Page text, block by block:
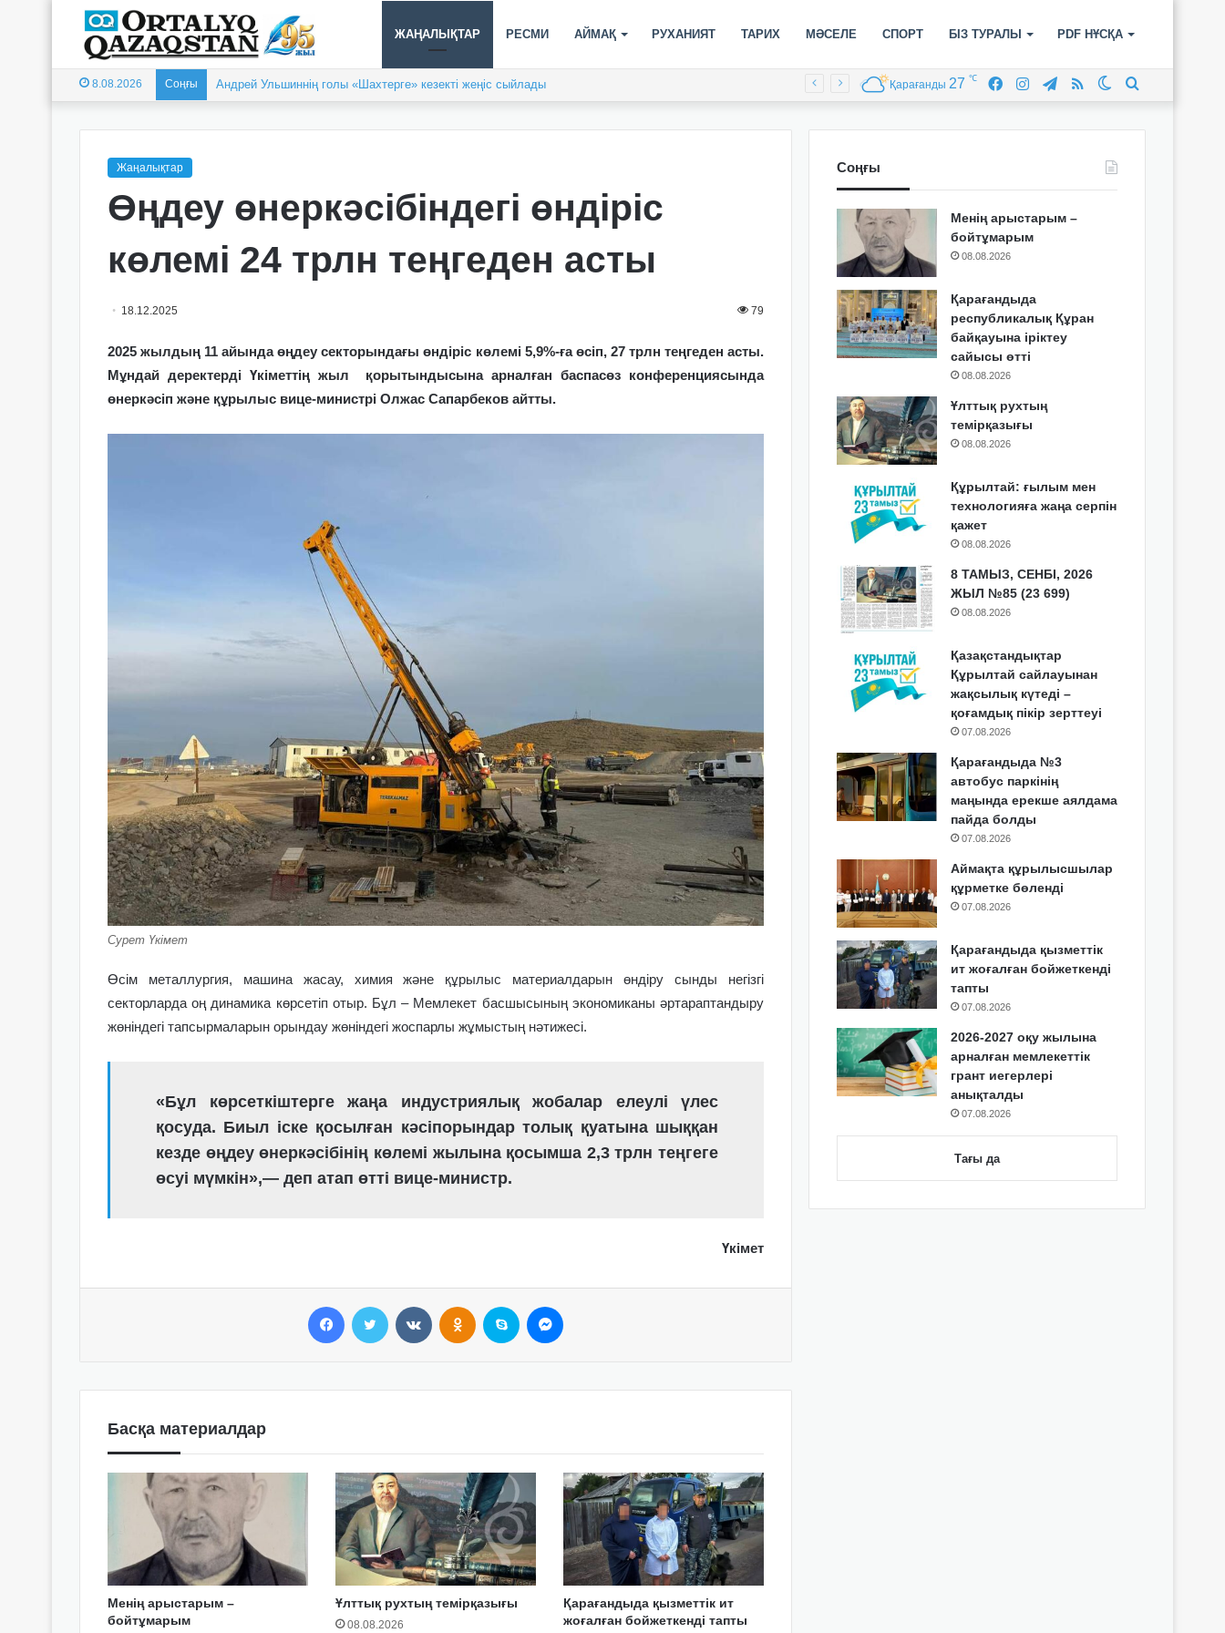
ЖАҢАЛЫҚТАР РЕСМИ АЙМАҚ РУХАНИЯТ ТАРИХ МӘСЕЛЕ СПОРТ БІЗ ТУРАЛЫ PDF НҰСҚА
8.08.2026 Соңғы Андрей Ульшиннің голы «Шахтерге» кезекті жеңіс сыйлады Switch
RSS
Telegram
Instagram
Facebook
Қарағанды 27 ℃
Жаңалықтар
Өңдеу өнеркәсібіндегі өндіріс
көлемі 24 трлн теңгеден асты
18.12.2025 79
2025 жылдың 11 айында өңдеу секторындағы өндіріс көлемі 5,9%-ға өсіп, 27 трлн теңгеден асты.
Мұндай деректерді Үкіметтің жыл
қорытындысына арналған баспасөз конференциясында
өнеркәсіп және құрылыс вице-министрі Олжас Сапарбеков айтты.
Сурет Үкімет
Өсім металлургия, машина жасау, химия және құрылыс материалдарын өндіру сынды негізгі
секторларда оң динамика көрсетіп отыр. Бұл – Мемлекет басшысының экономиканы әртараптандыру
жөніндегі тапсырмаларын орындау жөніндегі жоспарлы жұмыстың нәтижесі.
«Бұл көрсеткіштерге жаңа индустриялық жобалар елеулі үлес
қосуда. Биыл іске қосылған кәсіпорындар толық қуатына шыққан
кезде өңдеу өнеркәсібінің көлемі жылына қосымша 2,3 трлн теңгеге
өсуі мүмкін»,— деп атап өтті вице-министр.
Үкімет
Басқа материалдар
Менің арыстарым –
бойтұмарым
Ұлттық рухтың темірқазығы
08.08.2026
Қарағандыда қызметтік ит
жоғалған бойжеткенді тапты
Соңғы
Менің арыстарым –
бойтұмарым
08.08.2026
Қарағандыда
республикалық Құран
байқауына іріктеу
сайысы өтті
08.08.2026
Ұлттық рухтың
темірқазығы
08.08.2026
Құрылтай: ғылым мен
технологияға жаңа серпін
қажет
08.08.2026
8 ТАМЫЗ, СЕНБІ, 2026
ЖЫЛ №85 (23 699)
08.08.2026
Қазақстандықтар
Құрылтай сайлауынан
жақсылық күтеді –
қоғамдық пікір зерттеуі
07.08.2026
Қарағандыда №3
автобус паркінің
маңында ерекше аялдама
пайда болды
07.08.2026
Аймақта құрылысшылар
құрметке бөленді
07.08.2026
Қарағандыда қызметтік
ит жоғалған бойжеткенді
тапты
07.08.2026
2026-2027 оқу жылына
арналған мемлекеттік
грант иегерлері
анықталды
07.08.2026
Тағы да